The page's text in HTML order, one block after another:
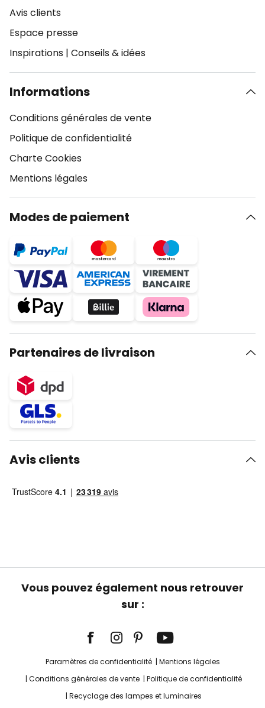
Avis clients
Espace presse
Inspirations | Conseils & idées
Informations
Conditions générales de vente
Politique de confidentialité
Charte Cookies
Mentions légales
Modes de paiement
Partenaires de livraison
Avis clients
Vous pouvez également nous retrouver
sur :
Paramètres de confidentialité
Mentions légales
Conditions générales de vente
Politique de confidentialité
Recyclage des lampes et luminaires